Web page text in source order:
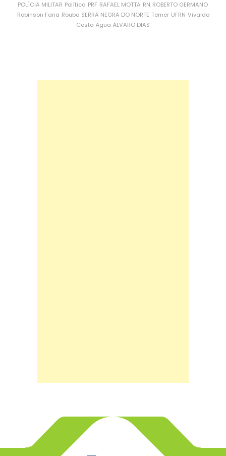
POLÍCIA MILITAR Política PRF RAFAEL MOTTA RN ROBERTO GERMANO
Robinson Faria Roubo SERRA NEGRA DO NORTE Temer UFRN Vivaldo
Costa Água ÁLVARO DIAS